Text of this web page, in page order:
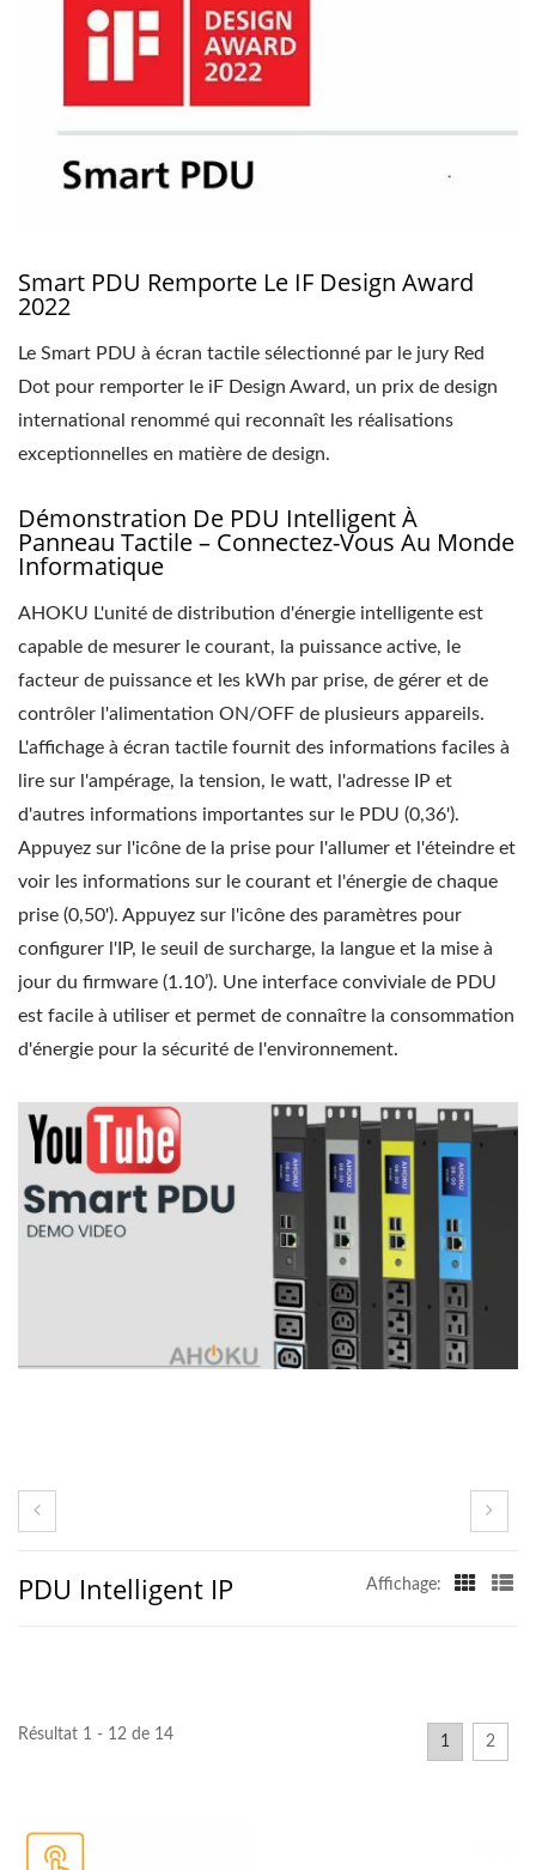
Smart PDU Remporte Le IF Design Award
2022
Le Smart PDU à écran tactile sélectionné par le jury Red
Dot pour remporter le iF Design Award, un prix de design
international renommé qui reconnaît les réalisations
exceptionnelles en matière de design.
Démonstration De PDU Intelligent À
Panneau Tactile – Connectez-Vous Au Monde
Informatique
AHOKU L'unité de distribution d'énergie intelligente est
capable de mesurer le courant, la puissance active, le
facteur de puissance et les kWh par prise, de gérer et de
contrôler l'alimentation ON/OFF de plusieurs appareils.
L'affichage à écran tactile fournit des informations faciles à
lire sur l'ampérage, la tension, le watt, l'adresse IP et
d'autres informations importantes sur le PDU (0,36').
Appuyez sur l'icône de la prise pour l'allumer et l'éteindre et
voir les informations sur le courant et l'énergie de chaque
prise (0,50'). Appuyez sur l'icône des paramètres pour
configurer l'IP, le seuil de surcharge, la langue et la mise à
jour du firmware (1.10’). Une interface conviviale de PDU
est facile à utiliser et permet de connaître la consommation
d'énergie pour la sécurité de l'environnement.
PDU Intelligent IP Affichage:
Résultat 1 - 12 de 14 1 2